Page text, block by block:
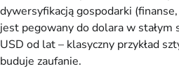
dywersyfikacją gospodarki
jest pegowany do dolara w
USD od lat – klasyczny przykład
buduje zaufanie.